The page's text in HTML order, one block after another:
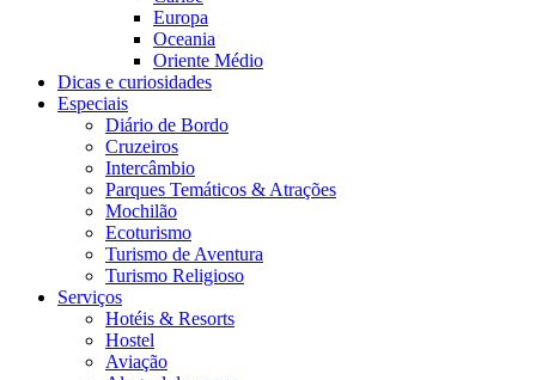
Europa
Oceania
Oriente Médio
Dicas e curiosidades
Especiais
Diário de Bordo
Cruzeiros
Intercâmbio
Parques Temáticos & Atrações
Mochilão
Ecoturismo
Turismo de Aventura
Turismo Religioso
Serviços
Hotéis & Resorts
Hostel
Aviação